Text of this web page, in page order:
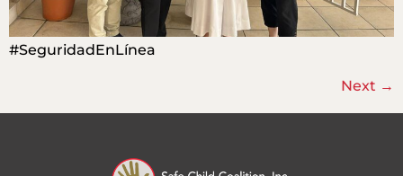
#SeguridadEnLínea
Next →